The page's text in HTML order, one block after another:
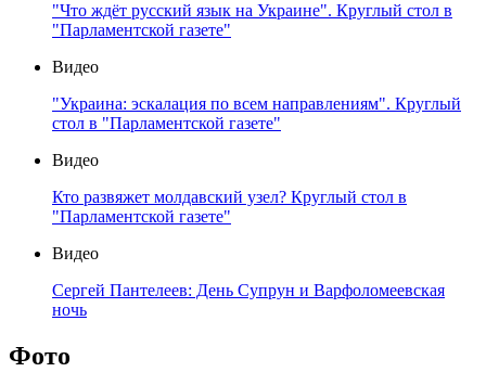
"Что ждёт русский язык на Украине". Круглый стол в
"Парламентской газете"
Видео
"Украина: эскалация по всем направлениям". Круглый
стол в "Парламентской газете"
Видео
Кто развяжет молдавский узел? Круглый стол в
"Парламентской газете"
Видео
Сергей Пантелеев: День Супрун и Варфоломеевская
ночь
Фото